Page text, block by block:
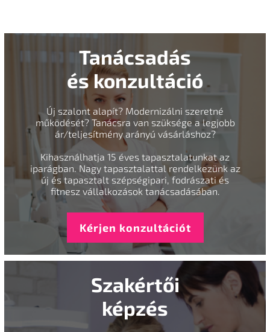
Tanácsadás
és konzultáció
Új szalont alapít? Modernizálni szeretné
működését? Tanácsra van szüksége a legjobb
ár/teljesítmény arányú vásárláshoz?
Kihasználhatja 15 éves tapasztalatunkat az
iparágban. Nagy tapasztalattal rendelkezünk az
új és tapasztalt szépségipari, fodrászati és
fitnesz vállalkozások tanácsadásában.
Kérjen konzultációt
Szakértői
képzés